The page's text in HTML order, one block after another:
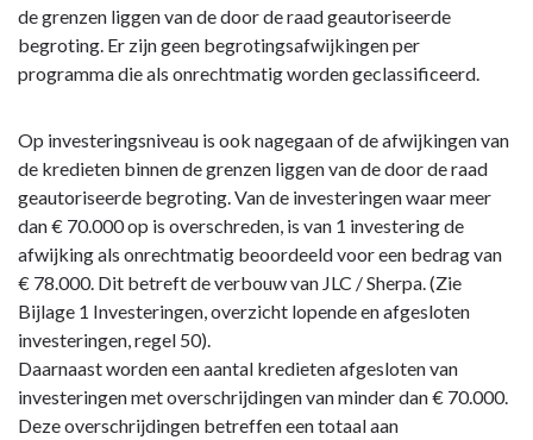
de grenzen liggen van de door de raad geautoriseerde
begroting. Er zijn geen begrotingsafwijkingen per
programma die als onrechtmatig worden geclassificeerd.
Op investeringsniveau is ook nagegaan of de afwijkingen van
de kredieten binnen de grenzen liggen van de door de raad
geautoriseerde begroting. Van de investeringen waar meer
dan € 70.000 op is overschreden, is van 1 investering de
afwijking als onrechtmatig beoordeeld voor een bedrag van
€ 78.000. Dit betreft de verbouw van JLC / Sherpa. (Zie
Bijlage 1 Investeringen, overzicht lopende en afgesloten
investeringen, regel 50).
Daarnaast worden een aantal kredieten afgesloten van
investeringen met overschrijdingen van minder dan € 70.000.
Deze overschrijdingen betreffen een totaal aan